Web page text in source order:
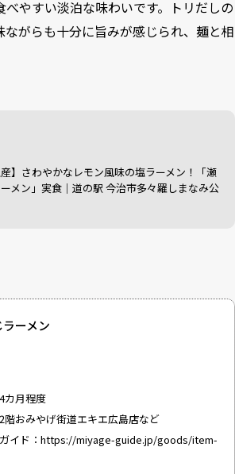
べやすい淡泊な味わいです。トリだしの
ながらも十分に旨みが感じられ、麺と相
産】さわやかなレモン風味の塩ラーメン！「瀬
メン」実食｜道の駅 今治市多々羅しまなみ公
ーメン
カ月程度
おみやげ街道エキエ広島店など
イド： https://miyage-guide.jp/goods/item-